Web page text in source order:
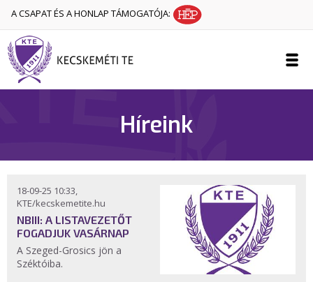
A CSAPAT ÉS A HONLAP TÁMOGATÓJA:
Híreink
18-09-25 10:33,
KTE/kecskemetite.hu
NBIII: A LISTAVEZETŐT
FOGADJUK VASÁRNAP
A Szeged-Grosics jön a
Széktóiba.